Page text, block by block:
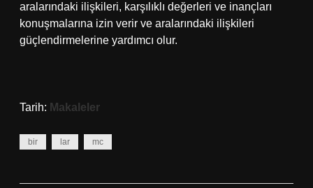
aralarındaki ilişkileri, karşılıklı değerleri ve inançları
konuşmalarına izin verir ve aralarındaki ilişkileri
güçlendirmelerine yardımcı olur.
Tarih: Makaleler
bir lar mc